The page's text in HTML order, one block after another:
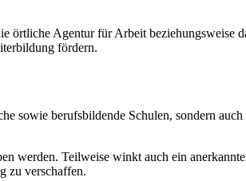
örtliche Agentur für Arbeit beziehungsweise
fördern.
berufsbildende Schulen, sondern
Teilweise winkt auch ein
zu verschaffen.